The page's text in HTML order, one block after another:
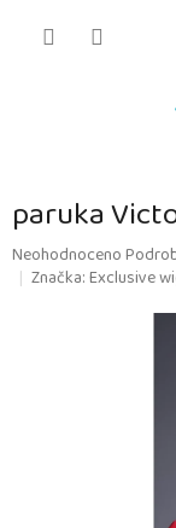
paruka
Průměrné
hodnocení
Neohodnoceno
Značka:Exclusive